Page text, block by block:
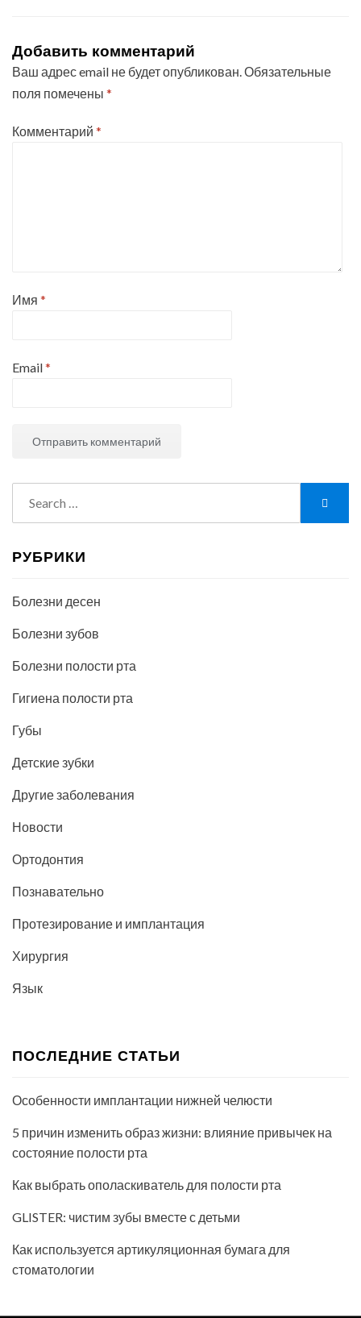
Добавить комментарий
Ваш адрес email не будет опубликован. Обязательные
поля помечены *
Комментарий *
Имя *
Email*
for:
РУБРИКИ
Болезни десен
Болезни зубов
Болезни полости рта
Гигиена полости рта
Губы
Детские зубки
Другие заболевания
Новости
Ортодонтия
Познавательно
Протезирование и имплантация
Хирургия
Язык
ПОСЛЕДНИЕ СТАТЬИ
Особенности имплантации нижней челюсти
5 причин изменить образ жизни: влияние привычек на
состояние полости рта
Как выбрать ополаскиватель для полости рта
GLISTER: чистим зубы вместе с детьми
Как используется артикуляционная бумага для
стоматологии